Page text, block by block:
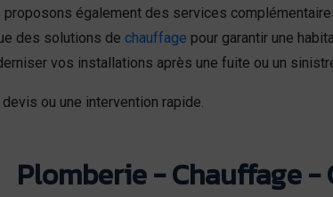
proposons également des services
des solutions de chauffage pour garantir une
vos installations après une fuite ou un
devis ou une intervention rapide.
Plomberie - Chauffage